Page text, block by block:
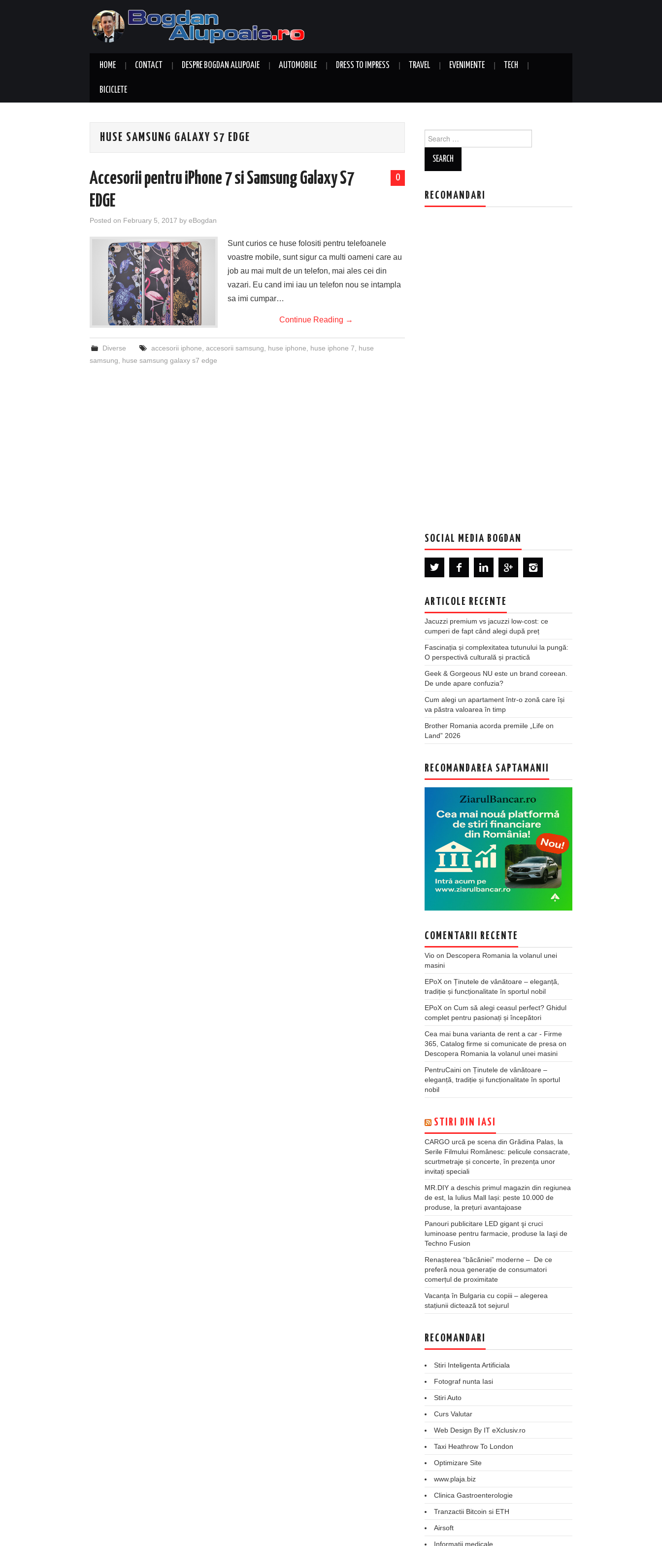
HOME CONTACT DESPRE BOGDAN ALUPOAIE AUTOMOBILE DRESS TO IMPRESS TRAVEL EVENIMENTE TECH
BICICLETE
HUSE SAMSUNG GALAXY S7 EDGE
0
Accesorii pentru iPhone 7 si Samsung Galaxy S7
EDGE
Posted on February 5, 2017 by eBogdan
Sunt curios ce huse folositi pentru telefoanele
voastre mobile, sunt sigur ca multi oameni care au
job au mai mult de un telefon, mai ales cei din
vazari. Eu cand imi iau un telefon nou se intampla
sa imi cumpar…
Continue Reading →
Diverse accesorii iphone accesorii samsung huse iphone huse iphone 7
huse
samsung
huse samsung galaxy s7 edge
for:
RECOMANDARI
SOCIAL MEDIA BOGDAN
ARTICOLE RECENTE
Jacuzzi premium vs jacuzzi low-cost: ce
cumperi de fapt când alegi după preț
Fascinația și complexitatea tutunului la pungă:
O perspectivă culturală și practică
Geek & Gorgeous NU este un brand coreean.
De unde apare confuzia?
Cum alegi un apartament într-o zonă care își
va păstra valoarea în timp
Brother Romania acorda premiile „Life on
Land” 2026
RECOMANDAREA SAPTAMANII
COMENTARII RECENTE
Vio on Descopera Romania la volanul unei
masini
EPoX on Ținutele de vânătoare – eleganță,
tradiție și funcționalitate în sportul nobil
EPoX on Cum să alegi ceasul perfect? Ghidul
complet pentru pasionați și începători
Cea mai buna varianta de rent a car - Firme
365, Catalog firme si comunicate de presa on
Descopera Romania la volanul unei masini
PentruCaini on Ținutele de vânătoare –
eleganță, tradiție și funcționalitate în sportul
nobil
STIRI DIN IASI
CARGO urcă pe scena din Grădina Palas, la
Serile Filmului Românesc: pelicule consacrate,
scurtmetraje și concerte, în prezența unor
invitați speciali
MR.DIY a deschis primul magazin din regiunea
de est, la Iulius Mall Iași: peste 10.000 de
produse, la prețuri avantajoase
Panouri publicitare LED gigant şi cruci
luminoase pentru farmacie, produse la Iaşi de
Techno Fusion
Renașterea “băcăniei” moderne – De ce
preferă noua generație de consumatori
comerțul de proximitate
Vacanța în Bulgaria cu copiii – alegerea
stațiunii dictează tot sejurul
RECOMANDARI
Stiri Inteligenta Artificiala
Fotograf nunta Iasi
Stiri Auto
Curs Valutar
Web Design By IT eXclusiv.ro
Taxi Heathrow To London
Optimizare Site
www.plaja.biz
Clinica Gastroenterologie
Tranzactii Bitcoin si ETH
Airsoft
Informatii medicale